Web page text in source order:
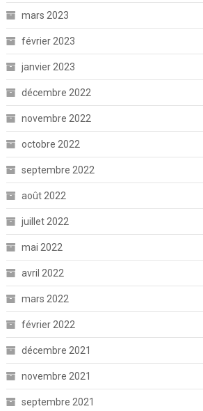
mars 2023
février 2023
janvier 2023
décembre 2022
novembre 2022
octobre 2022
septembre 2022
août 2022
juillet 2022
mai 2022
avril 2022
mars 2022
février 2022
décembre 2021
novembre 2021
septembre 2021